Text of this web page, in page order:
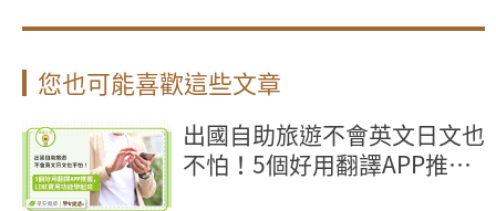
您也可能喜歡這些文章
出國自助旅遊不會英文日文也
不怕！5個好用翻譯APP推